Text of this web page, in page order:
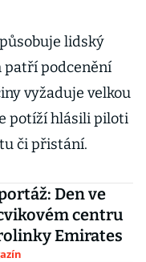
lidský
patří podcenění
vyžaduje velkou
potíží hlásili piloti
či přistání.
Den ve
centru
Emirates